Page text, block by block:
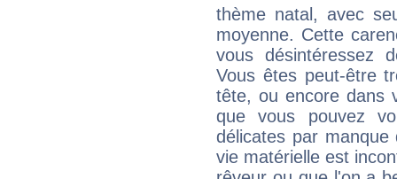
thème natal, avec
moyenne. Cette
vous désintéressez
Vous êtes peut-être
tête, ou encore dans
que vous pouvez
délicates par
vie matérielle est